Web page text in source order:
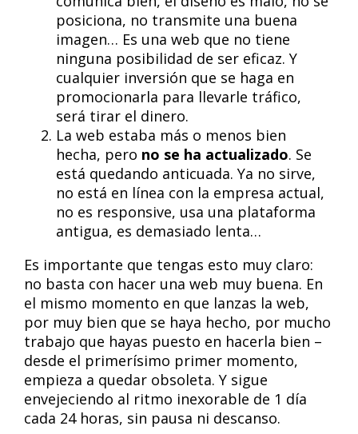
posiciona, no transmite una buena
imagen… Es una web que no tiene
ninguna posibilidad de ser eficaz. Y
cualquier inversión que se haga en
promocionarla para llevarle tráfico,
será tirar el dinero.
La web estaba más o menos bien
hecha, pero no se ha actualizado. Se
está quedando anticuada. Ya no sirve,
no está en línea con la empresa actual,
no es responsive, usa una plataforma
antigua, es demasiado lenta…
Es importante que tengas esto muy claro:
no basta con hacer una web muy buena. En
el mismo momento en que lanzas la web,
por muy bien que se haya hecho, por mucho
trabajo que hayas puesto en hacerla bien –
desde el primerísimo primer momento,
empieza a quedar obsoleta. Y sigue
envejeciendo al ritmo inexorable de 1 día
cada 24 horas, sin pausa ni descanso.